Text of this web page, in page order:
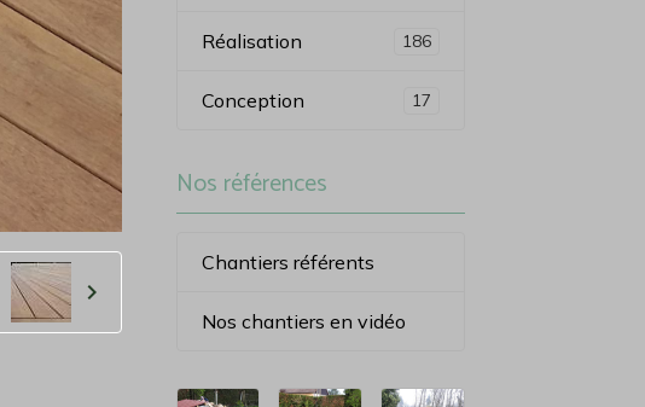
Réalisation 186
Conception 17
Nos références
Chantiers référents
Nos chantiers en vidéo